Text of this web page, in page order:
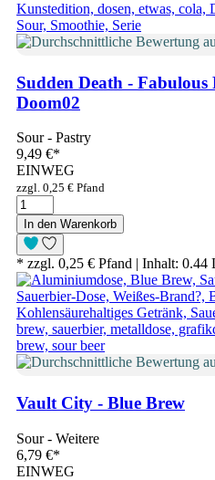
Sudden Death -
Doom02
Sour - Pastry
9,49 €*
EINWEG
zzgl. 0,25 € Pfand
In den Warenkorb
* zzgl. 0,25 € Pfand | Inhalt:
Vault City - Blue Brew
Sour - Weitere
6,79 €*
EINWEG